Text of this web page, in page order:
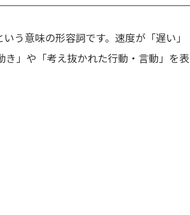
う意味の形容詞です。速度が「遅い」
」や「考え抜かれた行動・言動」を表